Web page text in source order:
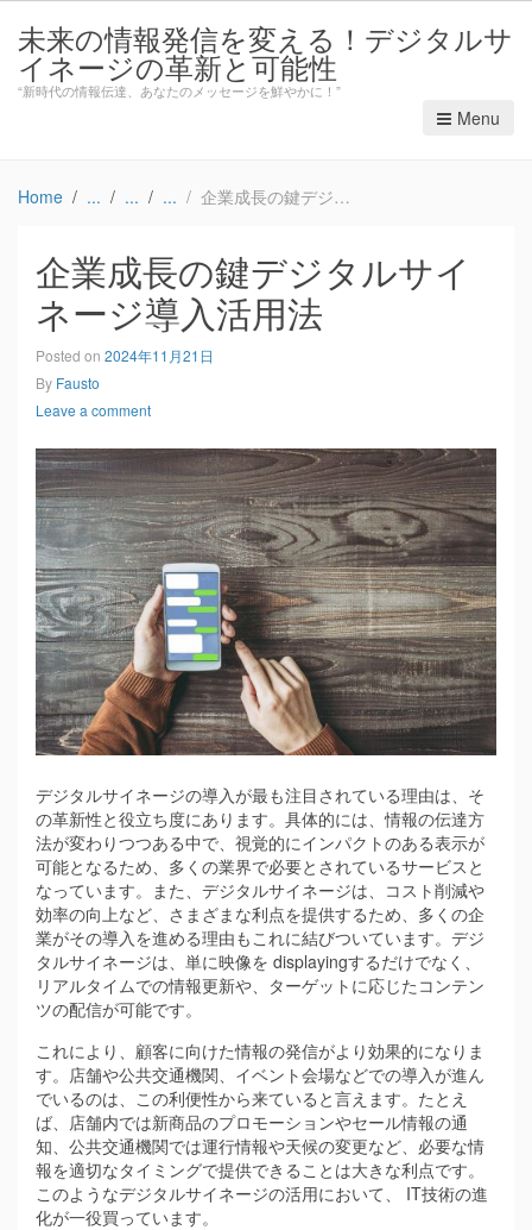
未来の情報発信を変える！デジタルサ
イネージの革新と可能性
“新時代の情報伝達、あなたのメッセージを鮮やかに！”
Menu
Home 企業成長の鍵デジタルサイネージ導入活用法
企業成長の鍵デジタルサイ
ネージ導入活用法
Posted on 2024年11月21日
By Fausto
Leave a comment
デジタルサイネージの導入が最も注目されている理由は、そ
の革新性と役立ち度にあります。 具体的には、情報の伝達方
法が変わりつつある中で、視覚的にインパクトのある表示が
可能となるため、多くの業界で必要とされているサービスと
なっています。また、デジタルサイネージは、コスト削減や
効率の向上など、さまざまな利点を提供するため、多くの企
業がその導入を進める理由もこれに結びついています。デジ
タルサイネージは、単に映像を displayingするだけでなく、
リアルタイムでの情報更新や、ターゲットに応じたコンテン
ツの配信が可能です。
これにより、顧客に向けた情報の発信がより効果的になりま
す。店舗や公共交通機関、イベント会場などでの導入が進ん
でいるのは、この利便性から来ていると言えます。たとえ
ば、店舗内では新商品のプロモーションやセール情報の通
知、公共交通機関では運行情報や天候の変更など、必要な情
報を適切なタイミングで提供できることは大きな利点です。
このようなデジタルサイネージの活用において、 IT技術の進
化が一役買っています。